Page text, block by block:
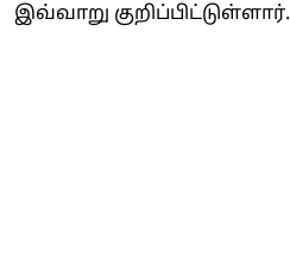
இவ்வாறு குறிப்பிட்டுள்ளார்.